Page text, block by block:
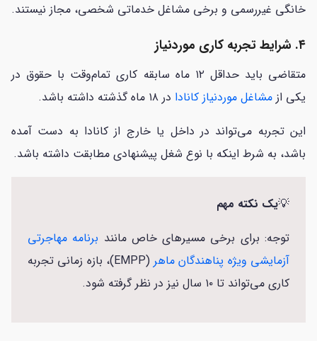
خانگی غیررسمی و برخی مشاغل خدماتی شخصی، مجاز نیستند.
۴. شرایط تجربه کاری موردنیاز
متقاضی باید حداقل ۱۲ ماه سابقه کاری تمام‌وقت با حقوق در
یکی از مشاغل موردنیاز کانادا در ۱۸ ماه گذشته داشته باشد.
این تجربه می‌تواند در داخل یا خارج از کانادا به دست آمده
باشد، به شرط اینکه با نوع شغل پیشنهادی مطابقت داشته باشد.
💡یک نکته مهم
توجه: برای برخی مسیرهای خاص مانند برنامه مهاجرتی
آزمایشی ویژه پناهندگان ماهر
(EMPP)، بازه زمانی تجربه
کاری می‌تواند تا ۱۰ سال نیز در نظر گرفته شود.